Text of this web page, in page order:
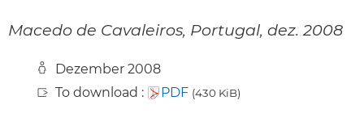
Macedo de Cavaleiros, Portugal, dez. 2008
Dezember 2008
To download :
PDF (430 KiB)